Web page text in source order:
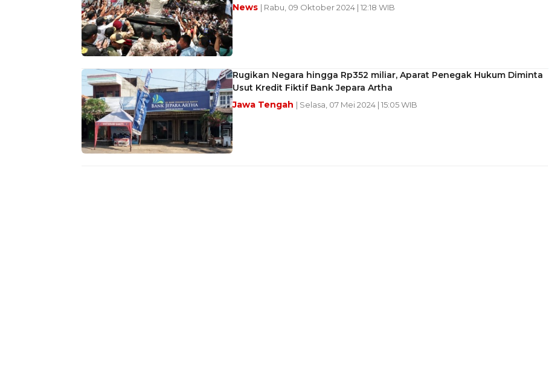
News | Rabu, 09 Oktober 2024 | 12:18 WIB
Rugikan Negara hingga Rp352 miliar, Aparat Penegak Hukum Diminta
Usut Kredit Fiktif Bank Jepara Artha
Jawa Tengah | Selasa, 07 Mei 2024 | 15:05 WIB